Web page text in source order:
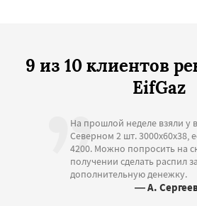
9 из 10 клиентов
EifGaz
На прошлой неделе взяли у
Северном 2 шт. 3000х60х38,
4200. Можно попросить на
получении сделать распил за
дополнительную денежку.
— А.